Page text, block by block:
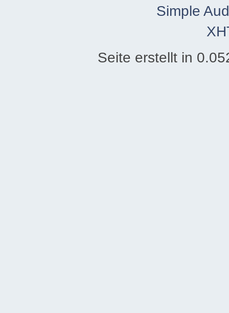
Simple
Seite erstellt in